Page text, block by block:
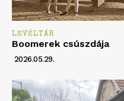
LEVÉLTÁR
Boomerek csúszdája
2026.05.29.